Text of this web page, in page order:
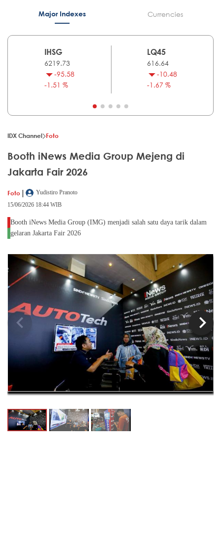
Major Indexes Currencies
IHSG
6219.73
-95.58
-1.51 %
LQ45
616.64
-10.48
-1.67 %
IDX Channel Foto
Booth iNews Media Group Mejeng di
Jakarta Fair 2026
Foto |
Yudistiro Pranoto
15/06/2026 18:44 WIB
Booth iNews Media Group (IMG) menjadi salah satu daya tarik dalam
gelaran Jakarta Fair 2026
chevron_right
chevron_left